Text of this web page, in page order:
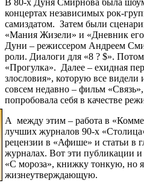
концертах независимых рок-
самиздатом. Затем были
«Мания Жизели» и «Дневник
Дуни – режиссером Андреем
роли. Диалоги для «8 ? $».
«Прогулка». Далее – ехидная
злословия», которую все видели
совсем недавно – фильм
попробовала себя в качестве
А между этим – работа в
лучших журналов 90-х
рецензии в «Афише» и статьи в
журналах. Вот эти публикации и
«С мороза», книжку тонкую, но
жизнеутверждающую.